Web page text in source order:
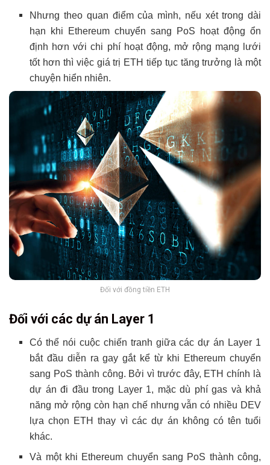
Nhưng theo quan điểm của mình, nếu xét trong dài
hạn khi Ethereum chuyển sang PoS hoạt động ổn
định hơn với chi phí hoạt động, mở rộng mạng lưới
tốt hơn thì việc giá trị ETH tiếp tục tăng trưởng là một
chuyện hiển nhiên.
Đối với đồng tiền ETH
Đối với các dự án Layer 1
Có thể nói cuộc chiến tranh giữa các dự án Layer 1
bắt đầu diễn ra gay gắt kể từ khi Ethereum chuyển
sang PoS thành công. Bởi vì trước đây, ETH chính là
dự án đi đầu trong Layer 1, mặc dù phí gas và khả
năng mở rộng còn hạn chế nhưng vẫn có nhiều DEV
lựa chọn ETH thay vì các dự án không có tên tuổi
khác.
Và một khi Ethereum chuyển sang PoS thành công,